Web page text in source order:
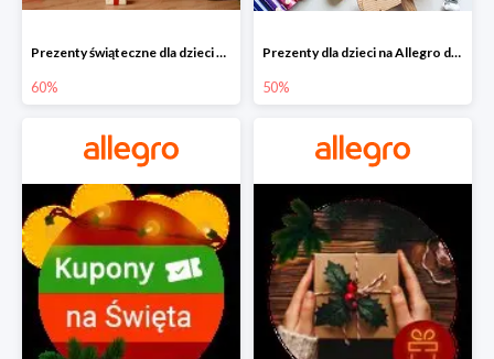
Prezenty świąteczne dla dzieci na Allegro do -60%
60%
Prezenty dla dzieci na Allegro do -50%
50%